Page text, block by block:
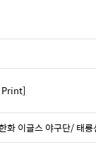
Print]